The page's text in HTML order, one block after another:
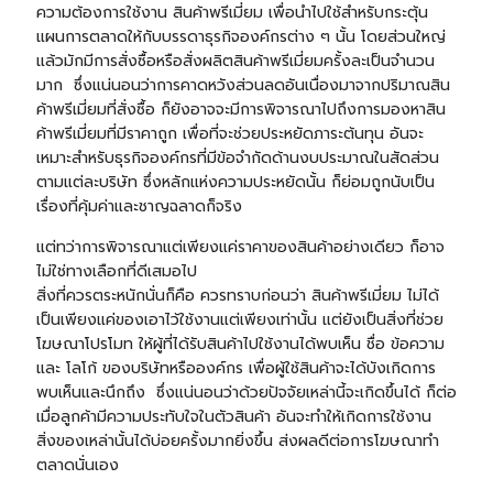
ความต้องการใช้งาน สินค้าพรีเมี่ยม เพื่อนำไปใช้สำหรับกระตุ้น
แผนการตลาดให้กับบรรดาธุรกิจองค์กรต่าง ๆ นั้น โดยส่วนใหญ่
แล้วมักมีการสั่งซื้อหรือสั่งผลิตสินค้าพรีเมี่ยมครั้งละเป็นจำนวน
มาก ซึ่งแน่นอนว่าการคาดหวังส่วนลดอันเนื่องมาจากปริมาณสิน
ค้าพรีเมี่ยมที่สั่งซื้อ ก็ยังอาจจะมีการพิจารณาไปถึงการมองหาสิน
ค้าพรีเมี่ยมที่มีราคาถูก เพื่อที่จะช่วยประหยัดภาระต้นทุน อันจะ
เหมาะสำหรับธุรกิจองค์กรที่มีข้อจำกัดด้านงบประมาณในสัดส่วน
ตามแต่ละบริษัท ซึ่งหลักแห่งความประหยัดนั้น ก็ย่อมถูกนับเป็น
เรื่องที่คุ้มค่าและชาญฉลาดก็จริง
แต่ทว่าการพิจารณาแต่เพียงแค่ราคาของสินค้าอย่างเดียว ก็อาจ
ไม่ใช่ทางเลือกที่ดีเสมอไป
สิ่งที่ควรตระหนักนั่นก็คือ ควรทราบก่อนว่า สินค้าพรีเมี่ยม ไม่ได้
เป็นเพียงแค่ของเอาไว้ใช้งานแต่เพียงเท่านั้น แต่ยังเป็นสิ่งที่ช่วย
โฆษณาโปรโมท ให้ผู้ที่ได้รับสินค้าไปใช้งานได้พบเห็น ชื่อ ข้อความ
และ โลโก้ ของบริษัทหรือองค์กร เพื่อผู้ใช้สินค้าจะได้บังเกิดการ
พบเห็นและนึกถึง ซึ่งแน่นอนว่าด้วยปัจจัยเหล่านี้จะเกิดขึ้นได้ ก็ต่อ
เมื่อลูกค้ามีความประทับใจในตัวสินค้า อันจะทำให้เกิดการใช้งาน
สิ่งของเหล่านั้นได้บ่อยครั้งมากยิ่งขึ้น ส่งผลดีต่อการโฆษณาทำ
ตลาดนั่นเอง